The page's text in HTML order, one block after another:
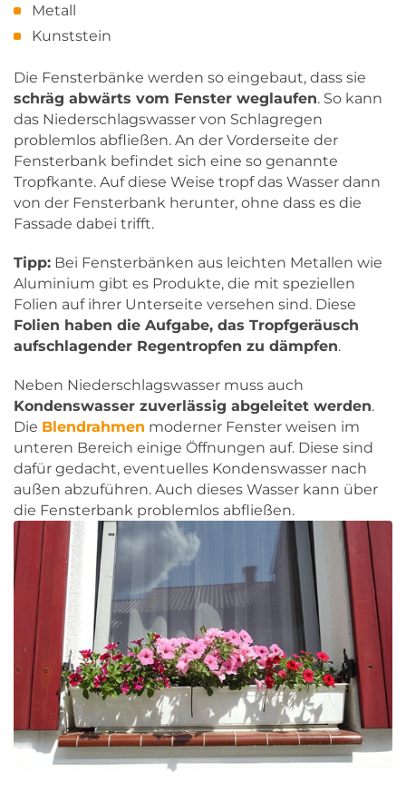
Metall
Kunststein
Die Fensterbänke werden so eingebaut, dass sie
schräg abwärts vom Fenster weglaufen. So kann
das Niederschlagswasser von Schlagregen
problemlos abfließen. An der Vorderseite der
Fensterbank befindet sich eine so genannte
Tropfkante. Auf diese Weise tropf das Wasser dann
von der Fensterbank herunter, ohne dass es die
Fassade dabei trifft.
Tipp: Bei Fensterbänken aus leichten Metallen wie
Aluminium gibt es Produkte, die mit speziellen
Folien auf ihrer Unterseite versehen sind. Diese
Folien haben die Aufgabe, das Tropfgeräusch
aufschlagender Regentropfen zu dämpfen.
Neben Niederschlagswasser muss auch
Kondenswasser zuverlässig abgeleitet werden.
Die Blendrahmen moderner Fenster weisen im
unteren Bereich einige Öffnungen auf. Diese sind
dafür gedacht, eventuelles Kondenswasser nach
außen abzuführen. Auch dieses Wasser kann über
die Fensterbank problemlos abfließen.